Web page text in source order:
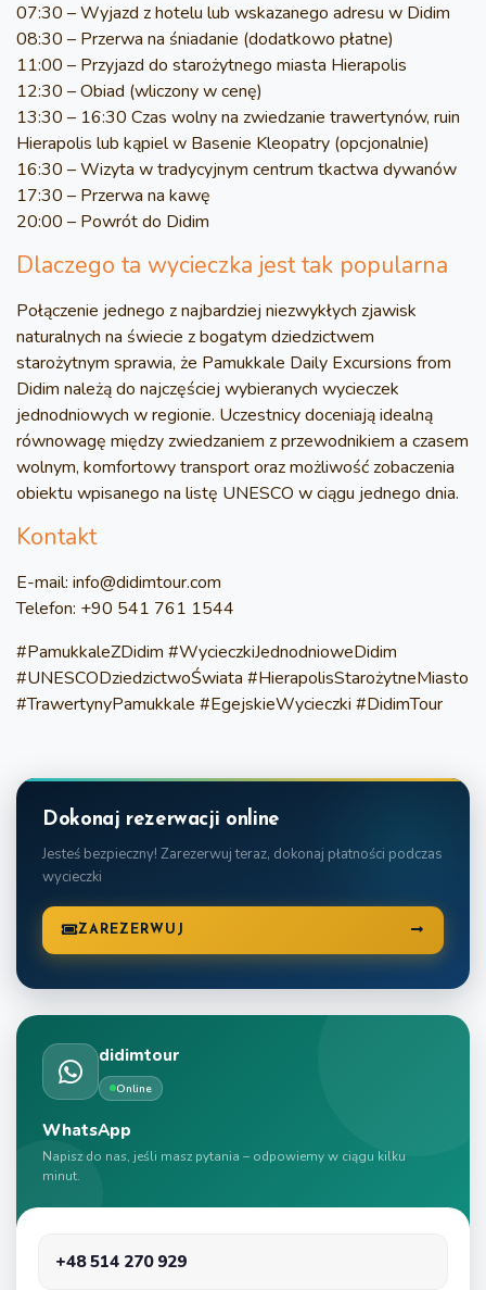
07:30 – Wyjazd z hotelu lub wskazanego adresu w Didim
08:30 – Przerwa na śniadanie (dodatkowo płatne)
11:00 – Przyjazd do starożytnego miasta Hierapolis
12:30 – Obiad (wliczony w cenę)
13:30 – 16:30 Czas wolny na zwiedzanie trawertynów, ruin
Hierapolis lub kąpiel w Basenie Kleopatry (opcjonalnie)
16:30 – Wizyta w tradycyjnym centrum tkactwa dywanów
17:30 – Przerwa na kawę
20:00 – Powrót do Didim
Dlaczego ta wycieczka jest tak popularna
Połączenie jednego z najbardziej niezwykłych zjawisk
naturalnych na świecie z bogatym dziedzictwem
starożytnym sprawia, że Pamukkale Daily Excursions from
Didim należą do najczęściej wybieranych wycieczek
jednodniowych w regionie. Uczestnicy doceniają idealną
równowagę między zwiedzaniem z przewodnikiem a czasem
wolnym, komfortowy transport oraz możliwość zobaczenia
obiektu wpisanego na listę UNESCO w ciągu jednego dnia.
Kontakt
E-mail: info@didimtour.com
Telefon: +90 541 761 1544
#PamukkaleZDidim #WycieczkiJednodnioweDidim
#UNESCODziedzictwoŚwiata #HierapolisStarożytneMiasto
#TrawertynyPamukkale #EgejskieWycieczki #DidimTour
Dokonaj rezerwacji online
Jesteś bezpieczny! Zarezerwuj teraz, dokonaj płatności podczas
wycieczki
ZAREZERWUJ
didimtour
Online
WhatsApp
Napisz do nas, jeśli masz pytania – odpowiemy w ciągu kilku
minut.
+48 514 270 929